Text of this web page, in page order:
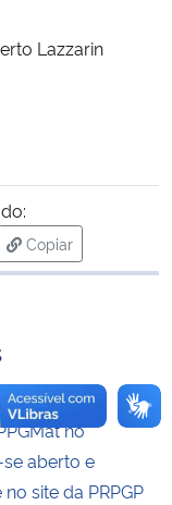
Copiar
para área de
no
aberto e
site da PRPGP